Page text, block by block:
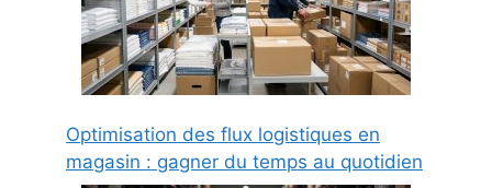
Optimisation des flux logistiques en
magasin : gagner du temps au quotidien